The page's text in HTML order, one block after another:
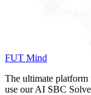
FUT Mind
The ultimate
use our AI SBC